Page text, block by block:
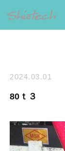
2024.03.01
80ｔ３